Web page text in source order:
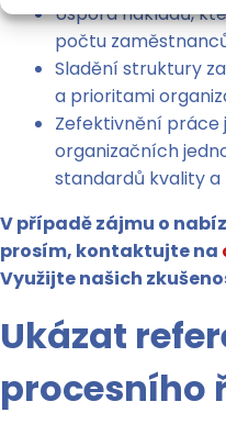
Úspora nákladů,
počtu
Sladění struktury
a prioritami
Zefektivnění práce
organizačních
standardů kvality
V případě zájmu o
prosím, kontaktujte na
Využijte našich
Ukázat